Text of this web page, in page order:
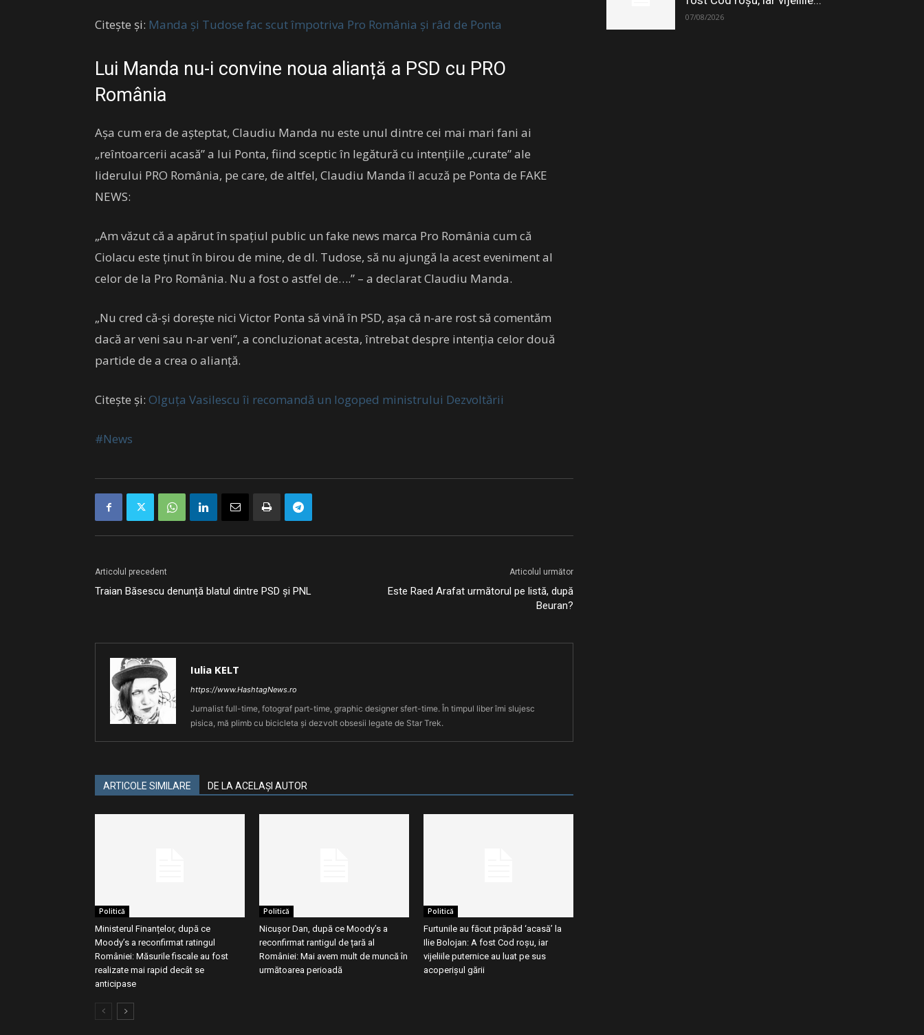
Citește și: Manda și Tudose fac scut împotriva Pro România și râd de Ponta
Lui Manda nu-i convine noua alianță a PSD cu PRO
România
Așa cum era de așteptat, Claudiu Manda nu este unul dintre cei mai mari fani ai
„reîntoarcerii acasă” a lui Ponta, fiind sceptic în legătură cu intențiile „curate” ale
liderului PRO România, pe care, de altfel, Claudiu Manda îl acuză pe Ponta de FAKE
NEWS:
„Am văzut că a apărut în spațiul public un fake news marca Pro România cum că
Ciolacu este ținut în birou de mine, de dl. Tudose, să nu ajungă la acest eveniment al
celor de la Pro România. Nu a fost o astfel de….” – a declarat Claudiu Manda.
„Nu cred că-și dorește nici Victor Ponta să vină în PSD, așa că n-are rost să comentăm
dacă ar veni sau n-ar veni”, a concluzionat acesta, întrebat despre intenția celor două
partide de a crea o alianță.
Citește și: Olguța Vasilescu îi recomandă un logoped ministrului Dezvoltării
#News
Articolul precedent
Traian Băsescu denunță blatul dintre PSD și PNL
Articolul următor
Este Raed Arafat următorul pe listă, după
Beuran?
Iulia KELT
https://www.HashtagNews.ro
Jurnalist full-time, fotograf part-time, graphic designer sfert-time. În timpul liber îmi slujesc
pisica, mă plimb cu bicicleta și dezvolt obsesii legate de Star Trek.
ARTICOLE SIMILARE DE LA ACELAȘI AUTOR
Politică
Ministerul Finanțelor, după ce
Moody’s a reconfirmat ratingul
României: Măsurile fiscale au fost
realizate mai rapid decât se
anticipase
Politică
Nicușor Dan, după ce Moody’s a
reconfirmat rantigul de țară al
României: Mai avem mult de muncă în
următoarea perioadă
Politică
Furtunile au făcut prăpăd ‘acasă’ la
Ilie Bolojan: A fost Cod roșu, iar
vijeliile puternice au luat pe sus
acoperișul gării
07/08/2026